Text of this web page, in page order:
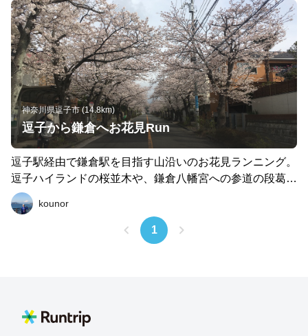
神奈川県逗子市 (14.8km)
逗子から鎌倉へお花見Run
逗子駅経由で鎌倉駅を目指す山沿いのお花見ランニング。
逗子ハイランドの桜並木や、鎌倉八幡宮への参道の段葛の
桜並木などを楽しめるお花見コースです。 逗子駅を発着
にすると約10km。春は桜、秋は紅葉も楽しめるコースで
kounor
1